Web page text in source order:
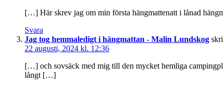
[…] Här skrev jag om min första hängmattenatt i lånad
Svara
Jag tog hemmaledigt i hängmattan - Malin Lundskog
22 augusti, 2024 kl. 12:36
[…] och sovsäck med mig till den mycket hemliga
långt […]